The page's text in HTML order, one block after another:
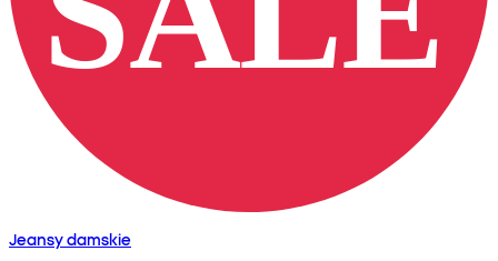
Jeansy damskie